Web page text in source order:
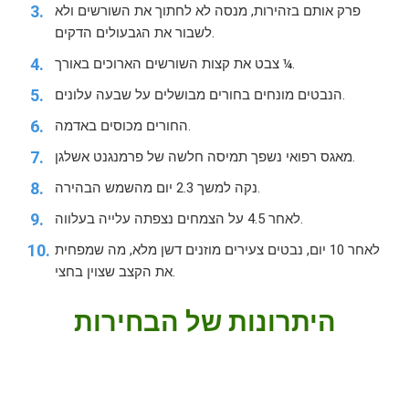
פרק אותם בזהירות, מנסה לא לחתוך את השורשים ולא
לשבור את הגבעולים הדקים.
צבט את קצות השורשים הארוכים באורך ¼.
הנבטים מונחים בחורים מבושלים על שבעה עלונים.
החורים מכוסים באדמה.
מאגס רפואי נשפך תמיסה חלשה של פרמנגנט אשלגן.
נקה למשך 2.3 יום מהשמש הבהירה.
לאחר 4.5 על הצמחים נצפתה עלייה בעלווה.
לאחר 10 יום, נבטים צעירים מוזנים דשן מלא, מה שמפחית
את הקצב שצוין בחצי.
היתרונות של הבחירות